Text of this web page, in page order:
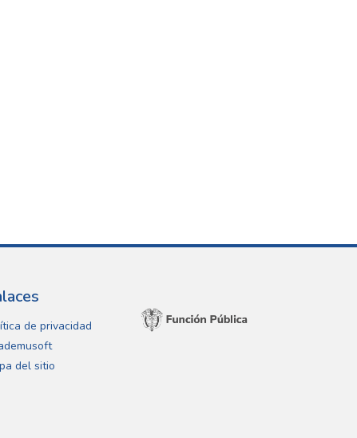
de privacidad
del sitio